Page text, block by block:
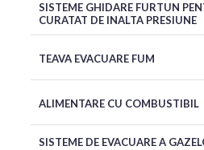
SISTEME GHIDARE FURTUN
CURATAT DE INALTA PRESIUNE
TEAVA EVACUARE FUM
ALIMENTARE CU COMBUSTIBIL
SISTEME DE EVACUARE A